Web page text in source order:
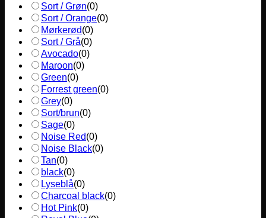
Sort / Grøn(0)
Sort / Orange(0)
Mørkerød(0)
Sort / Grå(0)
Avocado(0)
Maroon(0)
Green(0)
Forrest green(0)
Grey(0)
Sort/brun(0)
Sage(0)
Noise Red(0)
Noise Black(0)
Tan(0)
black(0)
Lyseblå(0)
Charcoal black(0)
Hot Pink(0)